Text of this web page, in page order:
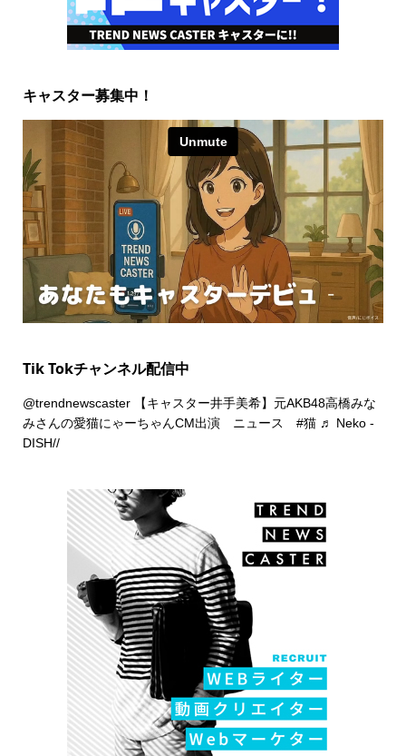
キャスター募集中！
Tik Tokチャンネル配信中
@trendnewscaster【キャスター井手美希】元AKB48高橋みな
みさんの愛猫にゃーちゃんCM出演 ニュース #猫 ♬ Neko -
DISH//